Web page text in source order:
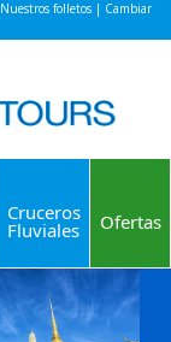
Nuestros folletos | Cambiar
Cruceros
Fluviales Ofertas